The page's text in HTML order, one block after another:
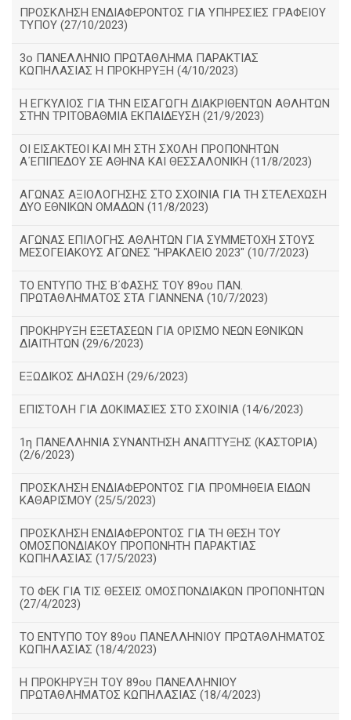
ΠΡΟΣΚΛΗΣΗ ΕΝΔΙΑΦΕΡΟΝΤΟΣ ΓΙΑ ΥΠΗΡΕΣΙΕΣ ΓΡΑΦΕΙΟΥ
ΤΥΠΟΥ (27/10/2023)
3ο ΠΑΝΕΛΛΗΝΙΟ ΠΡΩΤΑΘΛΗΜΑ ΠΑΡΑΚΤΙΑΣ
ΚΩΠΗΛΑΣΙΑΣ Η ΠΡΟΚΗΡΥΞΗ (4/10/2023)
Η ΕΓΚΥΛΙΟΣ ΓΙΑ ΤΗΝ ΕΙΣΑΓΩΓΗ ΔΙΑΚΡΙΘΕΝΤΩΝ ΑΘΛΗΤΩΝ
ΣΤΗΝ ΤΡΙΤΟΒΑΘΜΙΑ ΕΚΠΑΙΔΕΥΣΗ (21/9/2023)
ΟΙ ΕΙΣΑΚΤΕΟΙ ΚΑΙ ΜΗ ΣΤΗ ΣΧΟΛΗ ΠΡΟΠΟΝΗΤΩΝ
Α΄ΕΠΙΠΕΔΟΥ ΣΕ ΑΘΗΝΑ ΚΑΙ ΘΕΣΣΑΛΟΝΙΚΗ (11/8/2023)
ΑΓΩΝΑΣ ΑΞΙΟΛΟΓΗΣΗΣ ΣΤΟ ΣΧΟΙΝΙΑ ΓΙΑ ΤΗ ΣΤΕΛΕΧΩΣΗ
ΔΥΟ ΕΘΝΙΚΩΝ ΟΜΑΔΩΝ (11/8/2023)
ΑΓΩΝΑΣ ΕΠΙΛΟΓΗΣ ΑΘΛΗΤΩΝ ΓΙΑ ΣΥΜΜΕΤΟΧΗ ΣΤΟΥΣ
ΜΕΣΟΓΕΙΑΚΟΥΣ ΑΓΩΝΕΣ "ΗΡΑΚΛΕΙΟ 2023" (10/7/2023)
ΤΟ ΕΝΤΥΠΟ ΤΗΣ Β΄ΦΑΣΗΣ ΤΟΥ 89ου ΠΑΝ.
ΠΡΩΤΑΘΛΗΜΑΤΟΣ ΣΤΑ ΓΙΑΝΝΕΝΑ (10/7/2023)
ΠΡΟΚΗΡΥΞΗ ΕΞΕΤΑΣΕΩΝ ΓΙΑ ΟΡΙΣΜΟ ΝΕΩΝ ΕΘΝΙΚΩΝ
ΔΙΑΙΤΗΤΩΝ (29/6/2023)
ΕΞΩΔΙΚΟΣ ΔΗΛΩΣΗ (29/6/2023)
ΕΠΙΣΤΟΛΗ ΓΙΑ ΔΟΚΙΜΑΣΙΕΣ ΣΤΟ ΣΧΟΙΝΙΑ (14/6/2023)
1η ΠΑΝΕΛΛΗΝΙΑ ΣΥΝΑΝΤΗΣΗ ΑΝΑΠΤΥΞΗΣ (ΚΑΣΤΟΡΙΑ)
(2/6/2023)
ΠΡΟΣΚΛΗΣΗ ΕΝΔΙΑΦΕΡΟΝΤΟΣ ΓΙΑ ΠΡΟΜΗΘΕΙΑ ΕΙΔΩΝ
ΚΑΘΑΡΙΣΜΟΥ (25/5/2023)
ΠΡΟΣΚΛΗΣΗ ΕΝΔΙΑΦΕΡΟΝΤΟΣ ΓΙΑ ΤΗ ΘΕΣΗ ΤΟΥ
ΟΜΟΣΠΟΝΔΙΑΚΟΥ ΠΡΟΠΟΝΗΤΗ ΠΑΡΑΚΤΙΑΣ
ΚΩΠΗΛΑΣΙΑΣ (17/5/2023)
ΤΟ ΦΕΚ ΓΙΑ ΤΙΣ ΘΕΣΕΙΣ ΟΜΟΣΠΟΝΔΙΑΚΩΝ ΠΡΟΠΟΝΗΤΩΝ
(27/4/2023)
ΤΟ ΕΝΤΥΠΟ ΤΟΥ 89ου ΠΑΝΕΛΛΗΝΙΟΥ ΠΡΩΤΑΘΛΗΜΑΤΟΣ
ΚΩΠΗΛΑΣΙΑΣ (18/4/2023)
Η ΠΡΟΚΗΡΥΞΗ ΤΟΥ 89ου ΠΑΝΕΛΛΗΝΙΟΥ
ΠΡΩΤΑΘΛΗΜΑΤΟΣ ΚΩΠΗΛΑΣΙΑΣ (18/4/2023)